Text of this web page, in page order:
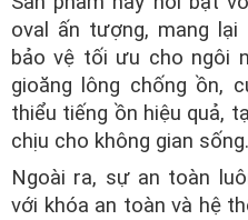
oval ấn tượng, mang
bảo vệ tối ưu cho ngôi
gioăng lông chống ồn,
thiểu tiếng ồn hiệu quả,
chịu cho không gian sống.
Ngoài ra, sự an toàn
với khóa an toàn và hệ